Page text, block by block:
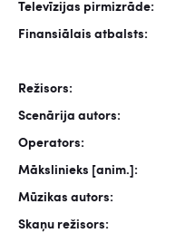
Televīzijas pirmizrāde:
Finansiālais atbalsts:
Režisors:
Scenārija autors:
Operators:
Mākslinieks [anim.]:
Mūzikas autors:
Skaņu režisors: